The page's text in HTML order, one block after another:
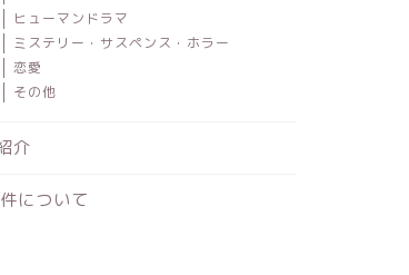
ヒューマンドラマ
ミステリー・サスペンス・ホラー
恋愛
その他
介
について